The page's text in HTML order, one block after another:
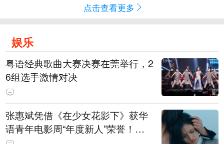
点击查看更多
娱乐
粤语经典歌曲大赛决赛在莞举行，2
6组选手激情对决
张惠斌凭借《在少女花影下》获华
语青年电影周“年度新人”荣誉！该